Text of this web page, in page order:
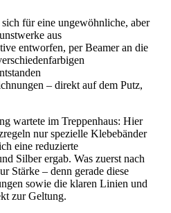
für eine ungewöhnliche, aber
aus
entworfen, per Beamer an die
– direkt auf dem Putz,
wartete im Treppenhaus: Hier
nur spezielle Klebebänder
eine reduzierte
Silber ergab. Was zuerst nach
Stärke – denn gerade diese
sowie die klaren Linien und
zur Geltung.